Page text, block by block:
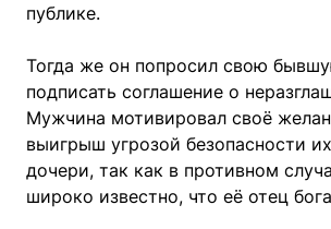
публике.
Тогда же он попросил свою
подписать соглашение о
Мужчина мотивировал своё
выигрыш угрозой безопасности
дочери, так как в противном
широко известно, что её отец